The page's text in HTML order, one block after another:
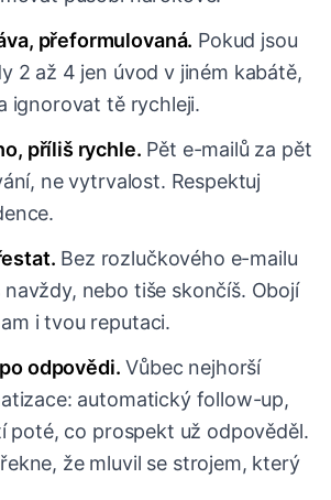
přeformulovaná. Pokud jsou
2 až 4 jen úvod v jiném kabátě,
ignorovat tě rychleji.
příliš rychle. Pět e-mailů za pět
ne vytrvalost. Respektuj
Bez rozlučkového e-mailu
navždy, nebo tiše skončíš. Obojí
i tvou reputaci.
odpovědi. Vůbec nejhorší
automatický follow-up,
poté, co prospekt už odpověděl.
že mluvil se strojem, který